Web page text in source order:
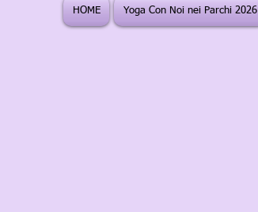
HOME Yoga Con Noi nei Parchi 2026